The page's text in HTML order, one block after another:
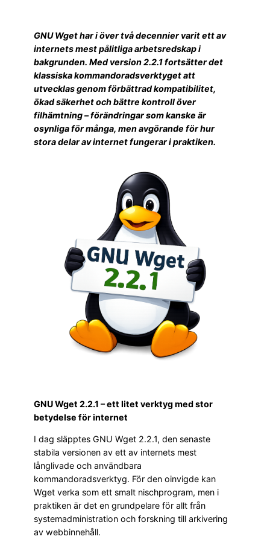
GNU Wget har i över två decennier varit ett av
internets mest pålitliga arbetsredskap i
bakgrunden. Med version 2.2.1 fortsätter det
klassiska kommandoradsverktyget att
utvecklas genom förbättrad kompatibilitet,
ökad säkerhet och bättre kontroll över
filhämtning – förändringar som kanske är
osynliga för många, men avgörande för hur
stora delar av internet fungerar i praktiken.
GNU Wget 2.2.1 – ett litet verktyg med stor
betydelse för internet
I dag släpptes GNU Wget 2.2.1, den senaste
stabila versionen av ett av internets mest
långlivade och användbara
kommandoradsverktyg. För den oinvigde kan
Wget verka som ett smalt nischprogram, men i
praktiken är det en grundpelare för allt från
systemadministration och forskning till arkivering
av webbinnehåll.